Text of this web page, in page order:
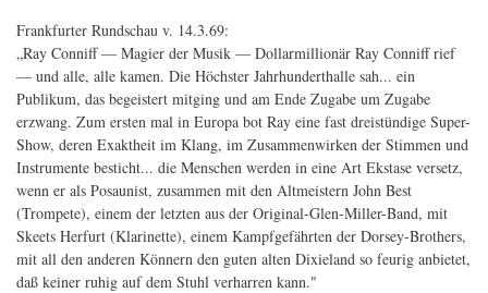
Frankfurter Rundschau v. 14.3.69:
„Ray Conniff — Magier der Musik — Dollarmillionär Ray Conniff rief
— und alle, alle kamen. Die Höchster Jahrhunderthalle sah... ein
Publikum, das begeistert mitging und am Ende Zugabe um Zugabe
erzwang. Zum ersten mal in Europa bot Ray eine fast dreistündige Super-
Show, deren Exaktheit im Klang, im Zusammenwirken der Stimmen und
Instrumente besticht... die Menschen werden in eine Art Ekstase versetz,
wenn er als Posaunist, zusammen mit den Altmeistern John Best
(Trompete), einem der letzten aus der Original-Glen-Miller-Band, mit
Skeets Herfurt (Klarinette), einem Kampfgefährten der Dorsey-Brothers,
mit all den anderen Könnern den guten alten Dixieland so feurig anbietet,
daß keiner ruhig auf dem Stuhl verharren kann."